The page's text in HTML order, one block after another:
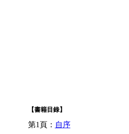
【書籍目錄】
第1頁： 自序